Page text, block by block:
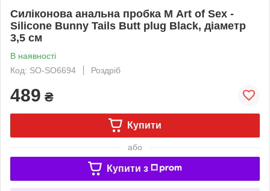
Силіконова анальна пробка М Art of Sex -
Silicone Bunny Tails Butt plug Black, діаметр
3,5 см
В наявності
Код: SO-SO6694
Роздріб
489 ₴
Купити
або
Купити з